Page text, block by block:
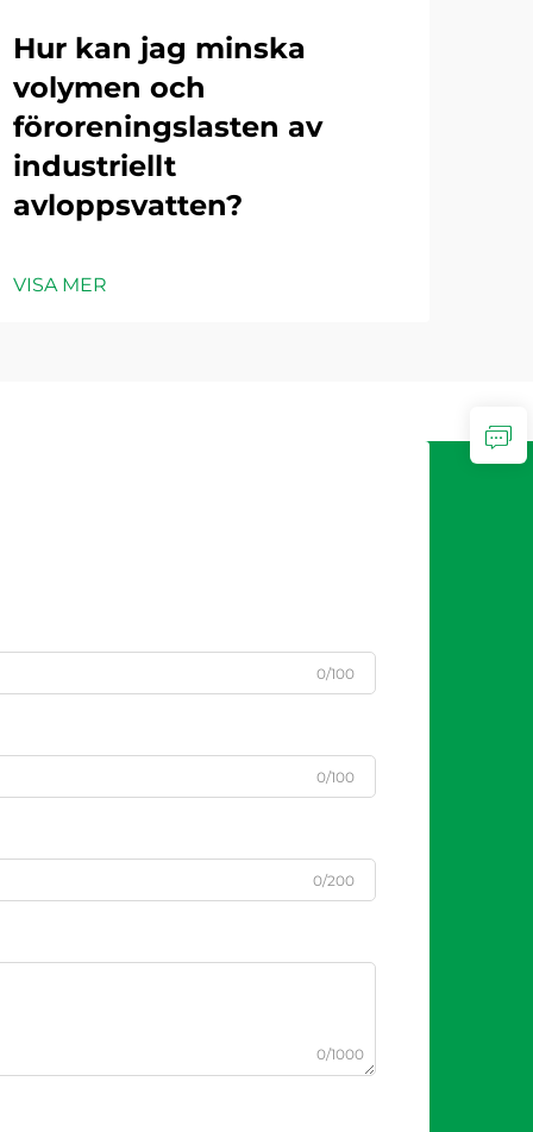
Hur kan jag minska
volymen och
föroreningslasten av
industriellt
avloppsvatten?
VISA MER
0/100
0/100
0/200
0/1000